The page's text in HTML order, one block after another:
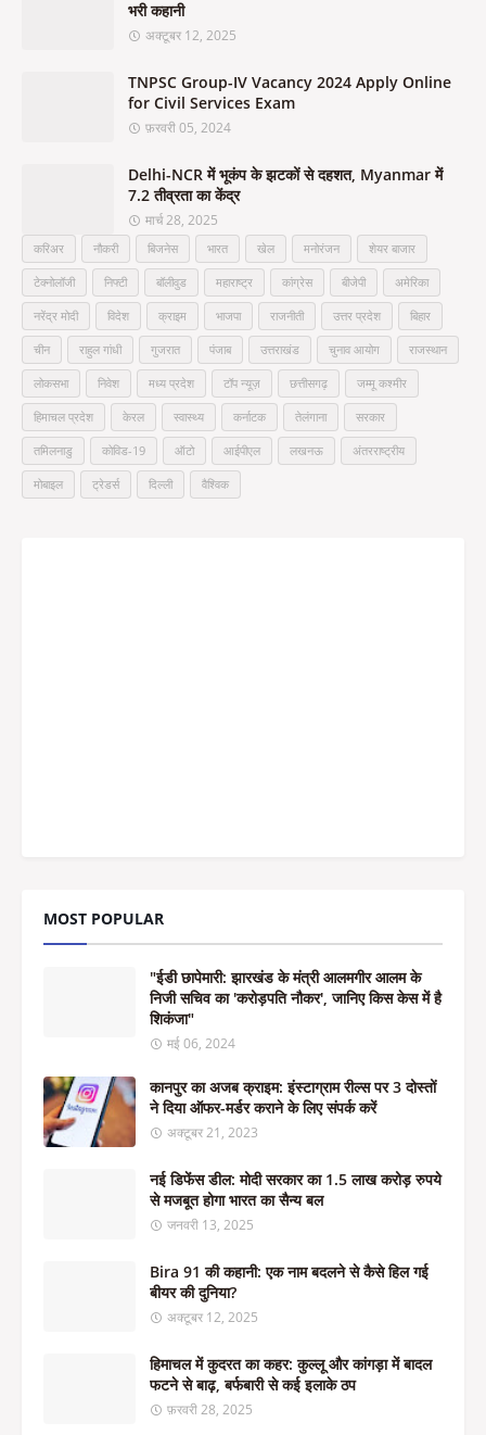
भरी कहानी
अक्टूबर 12, 2025
TNPSC Group-IV Vacancy 2024 Apply Online
for Civil Services Exam
फ़रवरी 05, 2024
Delhi-NCR में भूकंप के झटकों से दहशत, Myanmar में
7.2 तीव्रता का केंद्र
मार्च 28, 2025
करिअर नौकरी बिजनेस भारत खेल मनोरंजन शेयर बाजार
टेक्नोलॉजी निफ्टी बॉलीवुड महाराष्ट्र कांग्रेस बीजेपी अमेरिका
नरेंद्र मोदी विदेश क्राइम भाजपा राजनीती उत्तर प्रदेश बिहार
चीन राहुल गांधी गुजरात पंजाब उत्तराखंड चुनाव आयोग राजस्थान
लोकसभा निवेश मध्य प्रदेश टॉप न्यूज़ छत्तीसगढ़ जम्मू कश्मीर
हिमाचल प्रदेश केरल स्वास्थ्य कर्नाटक तेलंगाना सरकार
तमिलनाडु कोविड-19 ऑटो आईपीएल लखनऊ अंतरराष्ट्रीय
मोबाइल ट्रेडर्स दिल्ली वैश्विक
MOST POPULAR
"ईडी छापेमारी: झारखंड के मंत्री आलमगीर आलम के
निजी सचिव का 'करोड़पति नौकर', जानिए किस केस में है
शिकंजा"
मई 06, 2024
कानपुर का अजब क्राइम: इंस्टाग्राम रील्स पर 3 दोस्तों
ने दिया ऑफर-मर्डर कराने के लिए संपर्क करें
अक्टूबर 21, 2023
नई डिफेंस डील: मोदी सरकार का 1.5 लाख करोड़ रुपये
से मजबूत होगा भारत का सैन्य बल
जनवरी 13, 2025
Bira 91 की कहानी: एक नाम बदलने से कैसे हिल गई
बीयर की दुनिया?
अक्टूबर 12, 2025
हिमाचल में कुदरत का कहर: कुल्लू और कांगड़ा में बादल
फटने से बाढ़, बर्फबारी से कई इलाके ठप
फ़रवरी 28, 2025